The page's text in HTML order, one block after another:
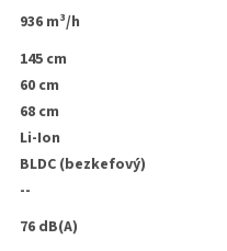
936 m³/h
145 cm
60 cm
68 cm
Li-Ion
BLDC (bezkefový)
--
76 dB(A)